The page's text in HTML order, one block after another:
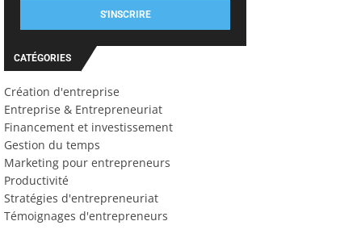
S'INSCRIRE
CATÉGORIES
Création d'entreprise
Entreprise & Entrepreneuriat
Financement et investissement
Gestion du temps
Marketing pour entrepreneurs
Productivité
Stratégies d'entrepreneuriat
Témoignages d'entrepreneurs